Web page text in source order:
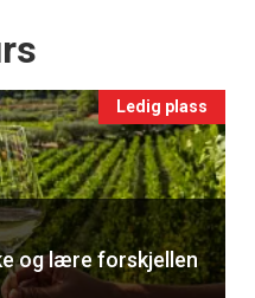
Ledig plass
og lære forskjellen